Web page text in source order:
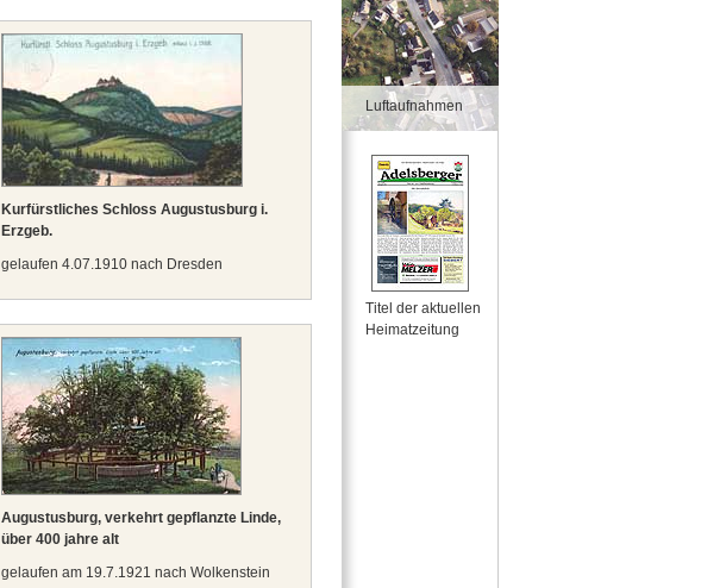
Luftaufnahmen
Titel der aktuellen
Heimatzeitung
Kurfürstliches Schloss Augustusburg i.
Erzgeb.
gelaufen 4.07.1910 nach Dresden
Augustusburg, verkehrt gepflanzte Linde,
über 400 jahre alt
gelaufen am 19.7.1921 nach Wolkenstein